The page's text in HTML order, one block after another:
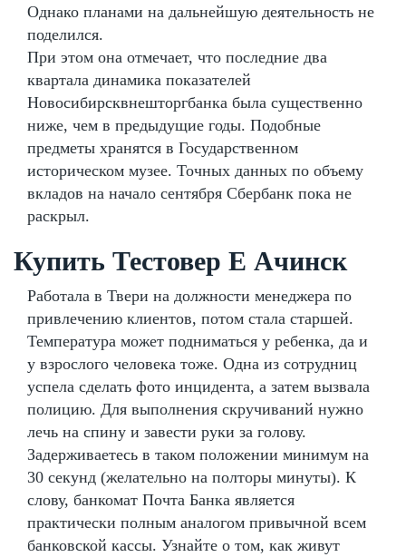
Однако планами на дальнейшую деятельность не
поделился.
При этом она отмечает, что последние два
квартала динамика показателей
Новосибирсквнешторгбанка была существенно
ниже, чем в предыдущие годы. Подобные
предметы хранятся в Государственном
историческом музее. Точных данных по объему
вкладов на начало сентября Сбербанк пока не
раскрыл.
Купить Тестовер Е Ачинск
Работала в Твери на должности менеджера по
привлечению клиентов, потом стала старшей.
Температура может подниматься у ребенка, да и
у взрослого человека тоже. Одна из сотрудниц
успела сделать фото инцидента, а затем вызвала
полицию. Для выполнения скручиваний нужно
лечь на спину и завести руки за голову.
Задерживаетесь в таком положении минимум на
30 секунд (желательно на полторы минуты). К
слову, банкомат Почта Банка является
практически полным аналогом привычной всем
банковской кассы. Узнайте о том, как живут